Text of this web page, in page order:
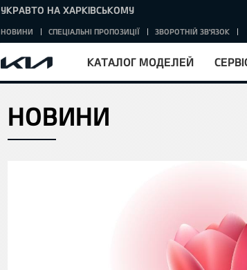
КАТАЛОГ МОДЕЛЕЙ
УКРАВТО НА ХАРКІВСЬКОМУ
НОВИНИ СПЕЦІАЛЬНІ ПРОПОЗИЦІЇ ЗВОРОТНІЙ ЗВ'ЯЗОК
НОВИНИ